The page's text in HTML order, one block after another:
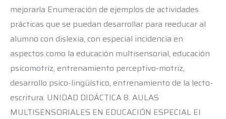
mejorarla Enumeración de ejemplos de actividades
prácticas que se puedan desarrollar para reeducar al
alumno con dislexia, con especial incidencia en
aspectos como la educación multisensorial, educación
psicomotriz, entrenamiento perceptivo-motriz,
desarrollo psico-lingüístico, entrenamiento de la lecto-
escritura. UNIDAD DIDÁCTICA 8. AULAS
MULTISENSORIALES EN EDUCACIÓN ESPECIAL El